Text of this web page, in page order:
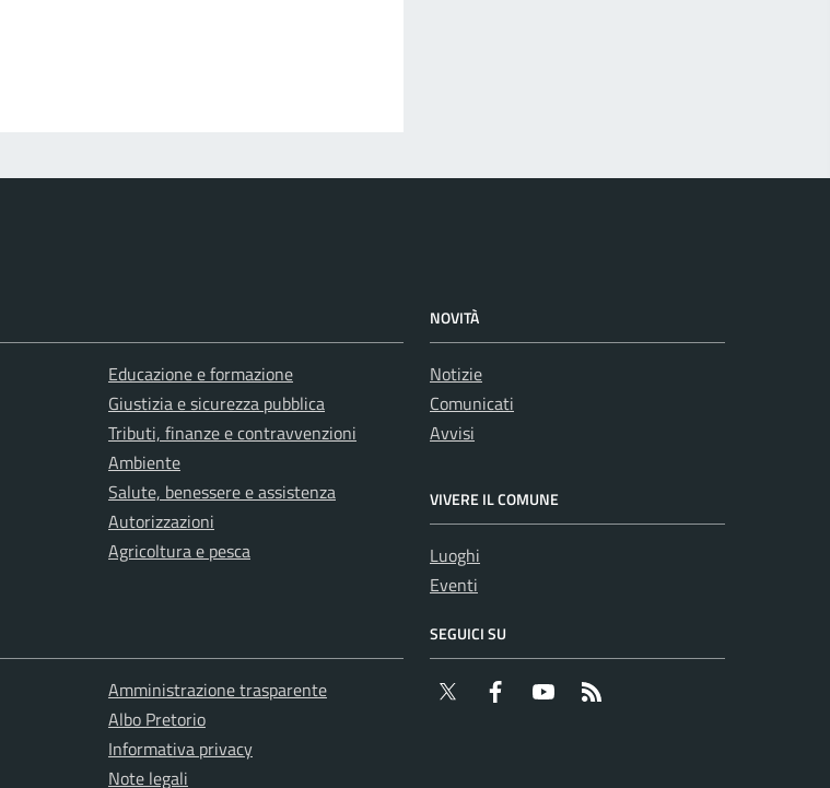
Educazione e formazione
Giustizia e sicurezza pubblica
Tributi, finanze e contravvenzioni
Ambiente
Salute, benessere e assistenza
Autorizzazioni
Agricoltura e pesca
NOVITÀ
Notizie
Comunicati
Avvisi
VIVERE IL COMUNE
Luoghi
Eventi
Amministrazione trasparente
Albo Pretorio
Informativa privacy
Note legali
SEGUICI SU
Twitter Facebook YouTube